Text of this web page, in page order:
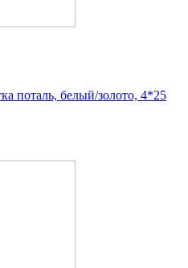
поталь, белый/золото, 4*25